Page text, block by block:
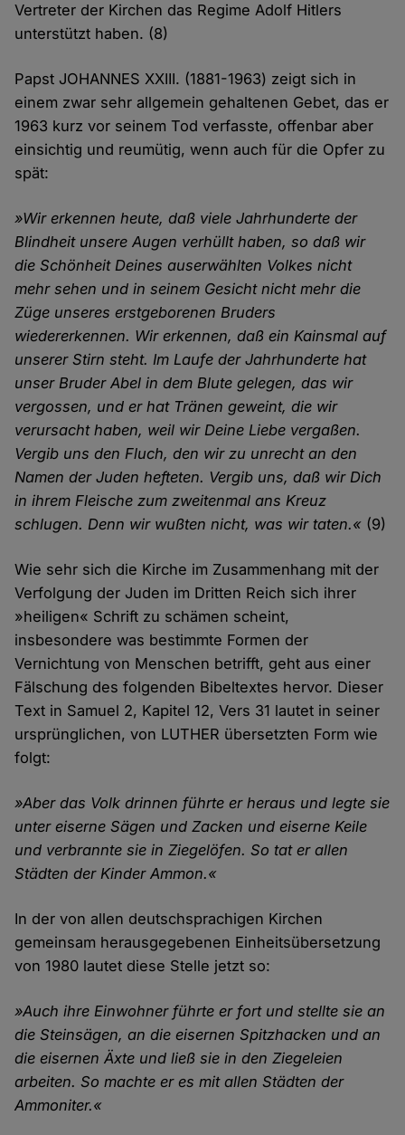
Vertreter der Kirchen das Regime Adolf Hitlers
unterstützt haben. (8)
Papst JOHANNES XXIII. (1881-1963) zeigt sich in
einem zwar sehr allgemein gehaltenen Gebet, das er
1963 kurz vor seinem Tod verfasste, offenbar aber
einsichtig und reumütig, wenn auch für die Opfer zu
spät:
»Wir erkennen heute, daß viele Jahrhunderte der
Blindheit unsere Augen verhüllt haben, so daß wir
die Schönheit Deines auserwählten Volkes nicht
mehr sehen und in seinem Gesicht nicht mehr die
Züge unseres erstgeborenen Bruders
wiedererkennen. Wir erkennen, daß ein Kainsmal auf
unserer Stirn steht. Im Laufe der Jahrhunderte hat
unser Bruder Abel in dem Blute gelegen, das wir
vergossen, und er hat Tränen geweint, die wir
verursacht haben, weil wir Deine Liebe vergaßen.
Vergib uns den Fluch, den wir zu unrecht an den
Namen der Juden hefteten. Vergib uns, daß wir Dich
in ihrem Fleische zum zweitenmal ans Kreuz
schlugen. Denn wir wußten nicht, was wir taten.« (9)
Wie sehr sich die Kirche im Zusammenhang mit der
Verfolgung der Juden im Dritten Reich sich ihrer
»heiligen« Schrift zu schämen scheint,
insbesondere was bestimmte Formen der
Vernichtung von Menschen betrifft, geht aus einer
Fälschung des folgenden Bibeltextes hervor. Dieser
Text in Samuel 2, Kapitel 12, Vers 31 lautet in seiner
ursprünglichen, von LUTHER übersetzten Form wie
folgt:
»Aber das Volk drinnen führte er heraus und legte sie
unter eiserne Sägen und Zacken und eiserne Keile
und verbrannte sie in Ziegelöfen. So tat er allen
Städten der Kinder Ammon.«
In der von allen deutschsprachigen Kirchen
gemeinsam herausgegebenen Einheitsübersetzung
von 1980 lautet diese Stelle jetzt so:
»Auch ihre Einwohner führte er fort und stellte sie an
die Steinsägen, an die eisernen Spitzhacken und an
die eisernen Äxte und ließ sie in den Ziegeleien
arbeiten. So machte er es mit allen Städten der
Ammoniter.«